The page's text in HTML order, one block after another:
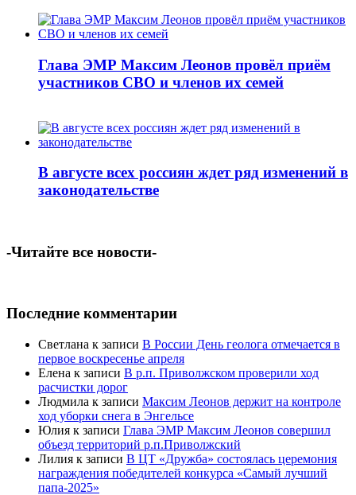
Глава ЭМР Максим Леонов провёл приём
участников СВО и членов их семей
В августе всех россиян ждет ряд изменений в
законодательстве
-Читайте все новости-
Последние комментарии
Светлана к записи В России День геолога отмечается в
первое воскресенье апреля
Елена к записи В р.п. Приволжском проверили ход
расчистки дорог
Людмила к записи Максим Леонов держит на контроле
ход уборки снега в Энгельсе
Юлия к записи Глава ЭМР Максим Леонов совершил
объезд территорий р.п.Приволжский
Лилия к записи В ЦТ «Дружба» состоялась церемония
награждения победителей конкурса «Самый лучший
папа-2025»